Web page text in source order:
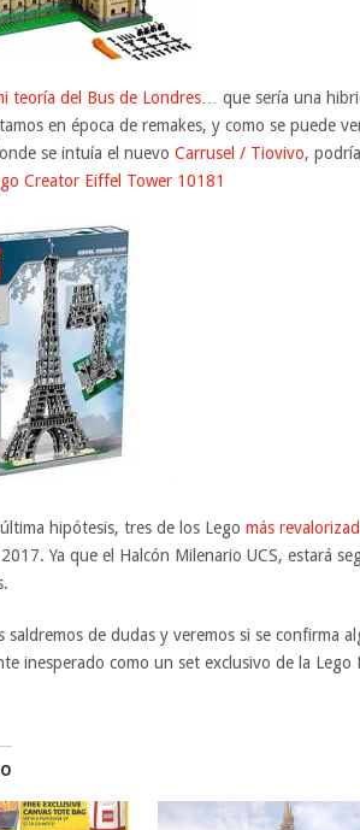
teoría del Bus de Londres… que sería una
en época de remakes, y como se puede
se intuía el nuevo Carrusel / Tiovivo,
Creator Eiffel Tower 10181
hipótesis, tres de los Lego más
Ya que el Halcón Milenario UCS, estará
saldremos de dudas y veremos si se confirma
inesperado como un set exclusivo de la